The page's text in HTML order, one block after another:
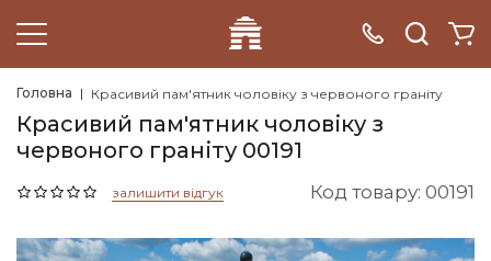
Головна Красивий пам'ятник чоловіку з червоного граніту
Красивий пам'ятник чоловіку з
червоного граніту 00191
залишити відгук Код товару: 00191